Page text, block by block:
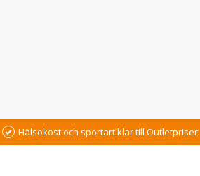
Hälsokost och sportartiklar till Outletpriser!